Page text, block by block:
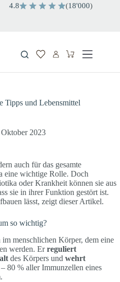
4.8 (18'000)
Warenkorb
Tipps und Lebensmittel
2023
auch für das gesamte
eine wichtige Rolle. Doch
oder Krankheit können sie aus
sie in ihrer Funktion gestört ist.
lässt, zeigt dieser Artikel.
so wichtig?
menschlichen Körper, dem eine
werden. Erreguliert
des Körpers und wehrt
80 % aller Immunzellen eines